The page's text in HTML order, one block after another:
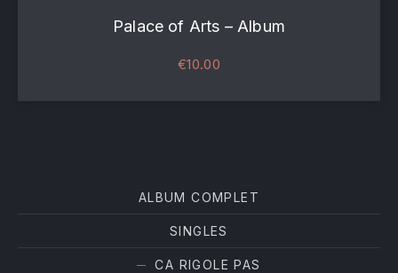
Filter productsALBUM COMPLET
SINGLES
CA RIGOLE PAS
Palace of Arts – Album
€10.00